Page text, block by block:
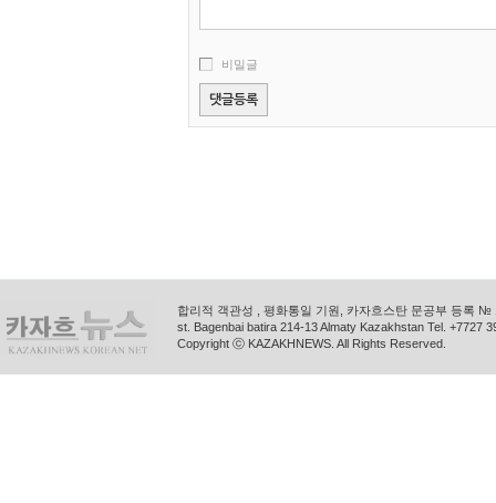
비밀글
합리적 객관성 , 평화통일 기원, 카자흐스탄 문공부 등록
st. Bagenbai batira 214-13 Almaty Kazakhstan Tel. +7727
Copyright ⓒ KAZAKHNEWS. All Rights Reserved.